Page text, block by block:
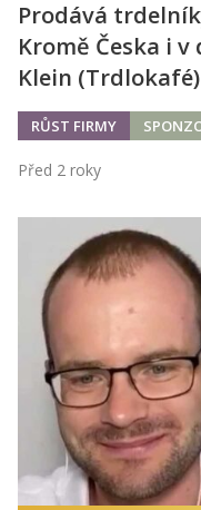
Prodává
Kromě Česka i
Klein (Trdlokafé)
RŮST FIRMY
Před 2 roky